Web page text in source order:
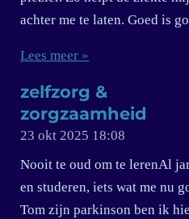
achter me te laten. Goed is
Lees meer »
zelfzorg &
zorgzaamheid
23 okt 2025 18:08
Nooit te oud om te lerenAl
en studeren, iets wat me nu
Tom zijn parkinson ben ik